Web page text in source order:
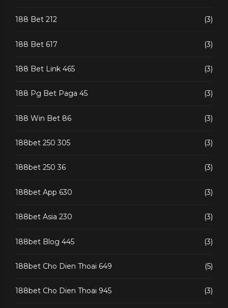
188 Bet 212 (3)
188 Bet 617 (3)
188 Bet Link 465 (3)
188 Pg Bet Paga 45 (3)
188 Win Bet 86 (3)
188bet 250 305 (3)
188bet 250 36 (3)
188bet App 630 (3)
188bet Asia 230 (3)
188bet Blog 445 (3)
188bet Cho Dien Thoai 649 (5)
188bet Cho Dien Thoai 945 (3)